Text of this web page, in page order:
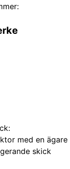
med en
skick